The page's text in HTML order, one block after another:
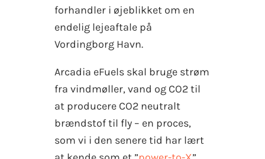
forhandler i øjeblikket om en
endelig lejeaftale på
Vordingborg Havn.
Arcadia eFuels skal bruge strøm
fra vindmøller, vand og CO2 til
at producere CO2 neutralt
brændstof til fly – en proces,
som vi i den senere tid har lært